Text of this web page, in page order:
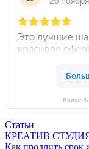
Статьи
КРЕАТИВ
Как продлить